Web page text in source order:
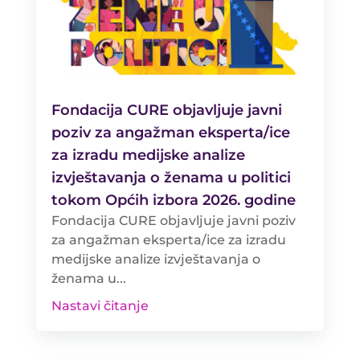
Fondacija CURE objavljuje javni
poziv za angažman eksperta/ice
za izradu medijske analize
izvještavanja o ženama u politici
tokom Općih izbora 2026. godine
Fondacija CURE objavljuje javni poziv
za angažman eksperta/ice za izradu
medijske analize izvještavanja o
ženama u...
Nastavi čitanje